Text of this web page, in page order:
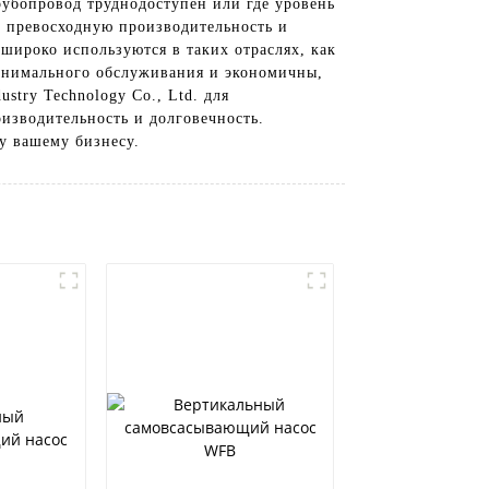
труднодоступен или где уровень
производительность и
используются в таких отраслях, как
обслуживания и экономичны,
Technology Co., Ltd. для
и долговечность.
вашему бизнесу.